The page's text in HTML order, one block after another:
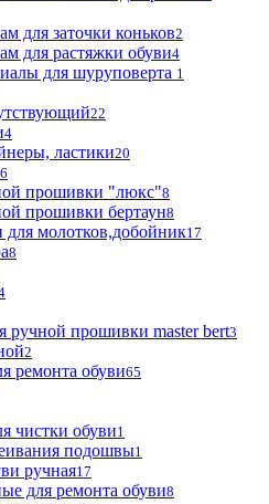
для заточки коньков2
для растяжки обуви4
для шуруповерта 1
22
4
ластики20
6
прошивки "люкс"8
прошивки бертаун8
молотков,добойник17
8
ручной прошивки master bert3
2
ремонта обуви65
чистки обуви1
подошвы1
ручная17
для ремонта обуви8